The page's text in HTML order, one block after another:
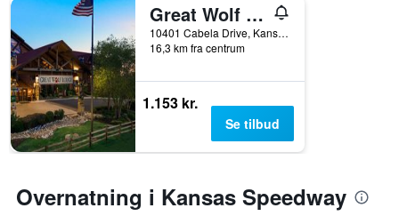
Great Wolf Lodge Kansas City
10401 Cabela Drive, Kansas City, KS, USA
16,3 km fra centrum
1.153 kr.
Se tilbud
Overnatning i Kansas Speedway